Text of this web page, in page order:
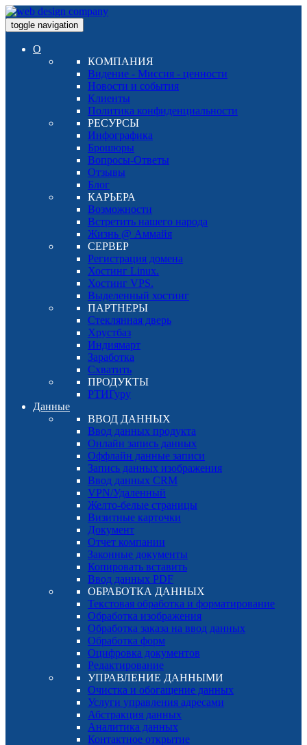
toggle navigation
О
КОМПАНИЯ
Видение - Миссия - ценности
Новости и события
Клиенты
Политика конфиденциальности
РЕСУРСЫ
Инфографика
Брошюры
Вопросы-Ответы
Отзывы
Блог
КАРЬЕРА
Возможности
Встретить нашего народа
Жизнь @ Аммайя
СЕРВЕР
Регистрация домена
Хостинг Linux.
Хостинг VPS.
Выделенный хостинг
ПАРТНЕРЫ
Стеклянная дверь
Хрустбаз
Индиямарт
Заработка
Схватить
ПРОДУКТЫ
РТИГуру
Данные
ВВОД ДАННЫХ
Ввод данных продукта
Онлайн запись данных
Оффлайн данные записи
Запись данных изображения
Ввод данных CRM
VPN/Удаленный
Желто-белые страницы
Визитные карточки
Документ
Отчет компании
Законные документы
Копировать вставить
Ввод данных PDF
ОБРАБОТКА ДАННЫХ
Текстовая обработка и форматирование
Обработка изображения
Обработка заказа на ввод данных
Обработка форм
Оцифровка документов
Редактирование
УПРАВЛЕНИЕ ДАННЫМИ
Очистка и обогащение данных
Услуги управления адресами
Абстракция данных
Аналитика данных
Контактное открытие